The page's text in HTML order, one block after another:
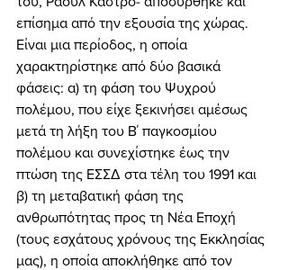
επίσημα από την εξουσία της χώρας.
Είναι μια περίοδος, η οποία
χαρακτηρίστηκε από δύο βασικά
φάσεις: α) τη φάση του Ψυχρού
πολέμου, που είχε ξεκινήσει αμέσως
μετά τη λήξη του Β΄ παγκοσμίου
πολέμου και συνεχίστηκε έως την
πτώση της ΕΣΣΔ στα τέλη του 1991 και
β) τη μεταβατική φάση της
ανθρωπότητας προς τη Νέα Εποχή
(τους εσχάτους χρόνους της Εκκλησίας
μας), η οποία αποκλήθηκε από τον